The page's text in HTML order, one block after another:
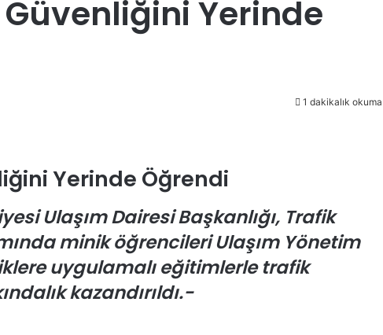
Yerinde
1 dakikalık okuma
Yerinde Öğrendi
Ulaşım Dairesi Başkanlığı, Trafik
minik öğrencileri Ulaşım Yönetim
uygulamalı eğitimlerle trafik
kazandırıldı.-